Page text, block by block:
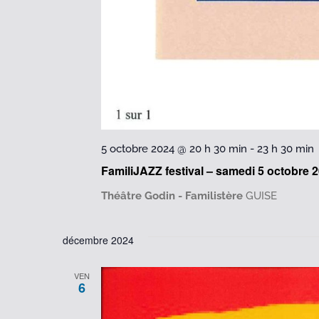
FamiliJAZZ festival – samedi 5 octobre
5 octobre 2024 @ 20 h 30 min -23 h 30 min
Théâtre Godin - FamilistèreGUISE
décembre 2024
VEN
6